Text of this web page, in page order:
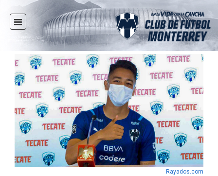
INICIO
NOTICIAS
CLUB
MULTIMEDIA
RAYADOS
RAYADAS
FUERZAS BÁSICAS
RESPONSABILIDAD SOCIAL
TAQUILLA
Rayados.com